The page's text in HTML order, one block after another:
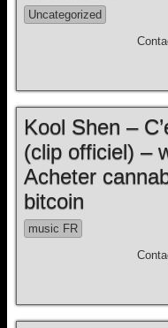
Uncategorized
Kool Shen –
(clip officiel) –
Acheter
bitcoin
music FR